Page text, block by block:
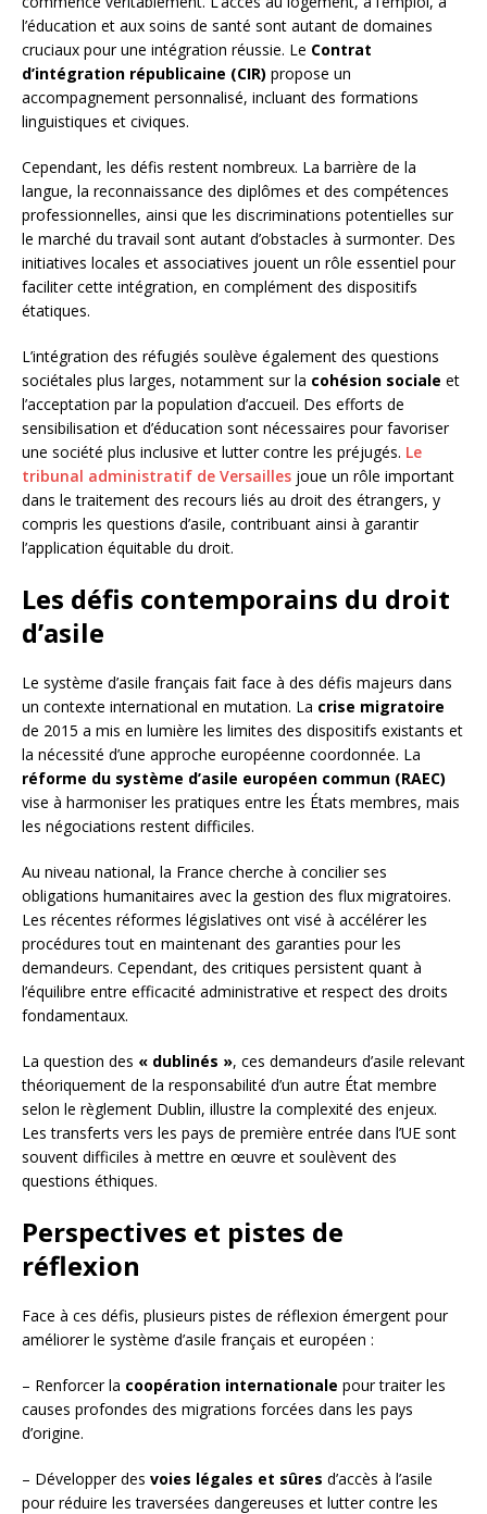
l’éducation et aux soins de santé sont autant de domaines
cruciaux pour une intégration réussie. Le Contrat
d’intégration républicaine (CIR) propose un
accompagnement personnalisé, incluant des formations
linguistiques et civiques.
Cependant, les défis restent nombreux. La barrière de la
langue, la reconnaissance des diplômes et des compétences
professionnelles, ainsi que les discriminations potentielles sur
le marché du travail sont autant d’obstacles à surmonter. Des
initiatives locales et associatives jouent un rôle essentiel pour
faciliter cette intégration, en complément des dispositifs
étatiques.
L’intégration des réfugiés soulève également des questions
sociétales plus larges, notamment sur la cohésion sociale et
l’acceptation par la population d’accueil. Des efforts de
sensibilisation et d’éducation sont nécessaires pour favoriser
une société plus inclusive et lutter contre les préjugés. Le
tribunal administratif de Versailles joue un rôle important
dans le traitement des recours liés au droit des étrangers, y
compris les questions d’asile, contribuant ainsi à garantir
l’application équitable du droit.
Les défis contemporains du droit
d’asile
Le système d’asile français fait face à des défis majeurs dans
un contexte international en mutation. La crise migratoire
de 2015 a mis en lumière les limites des dispositifs existants et
la nécessité d’une approche européenne coordonnée. La
réforme du système d’asile européen commun (RAEC)
vise à harmoniser les pratiques entre les États membres, mais
les négociations restent difficiles.
Au niveau national, la France cherche à concilier ses
obligations humanitaires avec la gestion des flux migratoires.
Les récentes réformes législatives ont visé à accélérer les
procédures tout en maintenant des garanties pour les
demandeurs. Cependant, des critiques persistent quant à
l’équilibre entre efficacité administrative et respect des droits
fondamentaux.
La question des « dublinés », ces demandeurs d’asile relevant
théoriquement de la responsabilité d’un autre État membre
selon le règlement Dublin, illustre la complexité des enjeux.
Les transferts vers les pays de première entrée dans l’UE sont
souvent difficiles à mettre en œuvre et soulèvent des
questions éthiques.
Perspectives et pistes de
réflexion
Face à ces défis, plusieurs pistes de réflexion émergent pour
améliorer le système d’asile français et européen :
– Renforcer la coopération internationale pour traiter les
causes profondes des migrations forcées dans les pays
d’origine.
– Développer des voies légales et sûres d’accès à l’asile
pour réduire les traversées dangereuses et lutter contre les